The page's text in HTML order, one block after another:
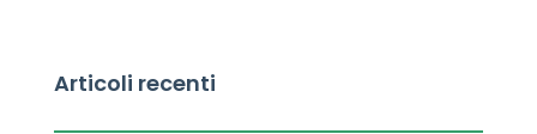
Articoli recenti